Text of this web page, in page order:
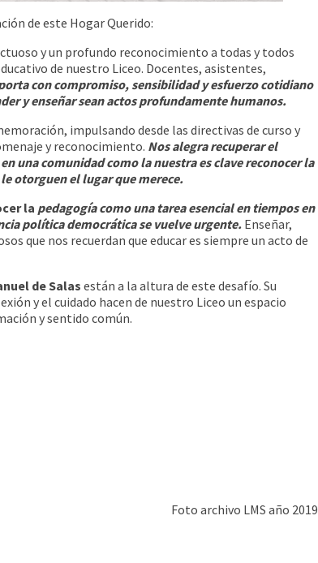
de este Hogar Querido:
y un profundo reconocimiento a todas y todos
de nuestro Liceo. Docentes, asistentes,
con compromiso, sensibilidad y esfuerzo cotidiano
y enseñar sean actos profundamente humanos.
impulsando desde las directivas de curso y
y reconocimiento. Nos alegra recuperar el
una comunidad como la nuestra es clave reconocer la
otorguen el lugar que merece.
la pedagogía como una tarea esencial en tiempos en
política democrática se vuelve urgente. Enseñar,
que nos recuerdan que educar es siempre un acto de
de Salasestán a la altura de este desafío. Su
y el cuidado hacen de nuestro Liceo un espacio
y sentido común.
Foto archivo LMS año 2019